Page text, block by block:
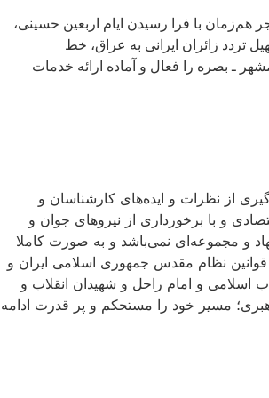
هم‌زمان با فرا رسیدن ایام اربعین حسینی،
تردد زائران ایرانی به عراق، خط
ـ بصره را فعال و آماده ارائه خدمات
از نظرات و ایده‌های کارشناسان و
و با برخورداری از نیروهای جوان و
و مجموعه‌ای نمی‌‌باشد و به صورت کاملا
نظام مقدس جمهوری اسلامی ایران و
اسلامی و امام راحل و شهیدان انقلاب و
مسیر خود را مستحکم و پر قدرت ادامه